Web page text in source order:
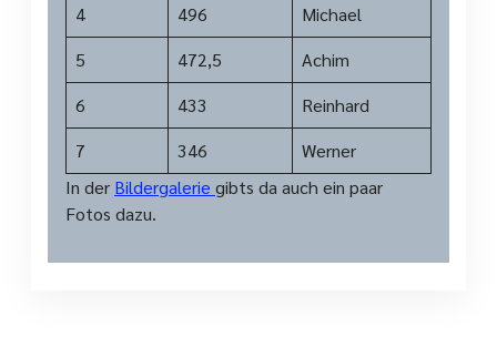
4
496
Michael
5
472,5
Achim
6
433
Reinhard
7
346
Werner
In der Bildergalerie gibts da auch ein paar
Fotos dazu.